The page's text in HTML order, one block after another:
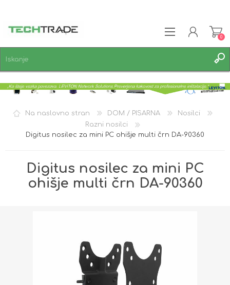
PRIJAVA
0
Na naslovno stran DOM / PISARNA
Nosilci
Razni nosilci
Digitus nosilec za mini PC ohišje multi črn DA-90360
Digitus nosilec za mini PC
ohišje multi črn DA-90360